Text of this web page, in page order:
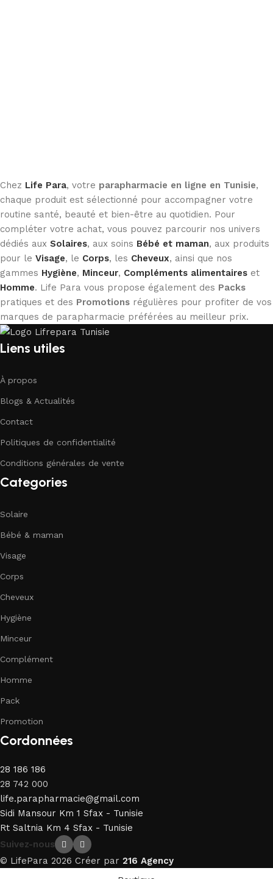
Chez Life Para, votre parapharmacie en ligne en Tunisie,
chaque produit est sélectionné pour accompagner votre
routine santé, beauté et bien-être au quotidien. Pour
compléter votre achat, vous pouvez parcourir nos univers
dédiés aux Solaires, aux soins Bébé et maman, aux produits
pour le Visage, le Corps, les Cheveux, ainsi que nos
gammes Hygiène, Minceur, Compléments alimentaires et
Homme. Life Para vous propose également des Packs
pratiques et des Promotions régulières pour profiter de vos
marques de parapharmacie préférées au meilleur prix.
Liens utiles
À propos
Blogs & Actualités
Contact
Politiques de confidentialité
Conditions générales de vente
Categories
Solaire
Bébé & maman
Visage
Corps
Cheveux
Hygiène
Minceur
Complément
Homme
Pack
Promotion
Cordonnées
28 186 186
28 742 000
life.parapharmacie@gmail.com
Sidi Mansour Km 1 Sfax - Tunisie
Rt Saltnia Km 4 Sfax - Tunisie
Suivez-nous
© LifePara 2026 Créer par 216 Agency